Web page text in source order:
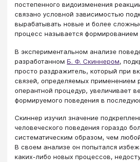
постепенного видоизменения
связано условной зависимостью
вырабатывать новые и более
процесс называется формированием
В экспериментальном анализе
разработанном Б. Ф. Скиннером,
просто раздражитель, который при
связей, определяемых применением
оперантной процедур, увеличивает
формируемого поведения в
Скиннер изучил значение
человеческого поведения гораздо
систематическим образом, чем
В своем анализе он попытался
каких-либо новых процессов,